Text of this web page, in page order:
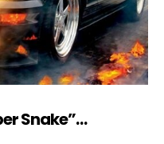
Snake”…